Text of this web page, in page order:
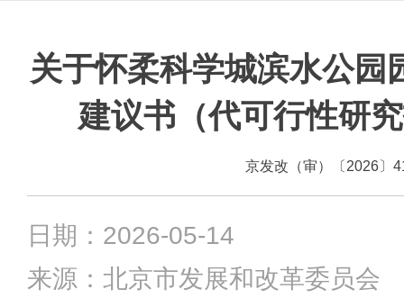
关于怀柔科学城滨水公园
建议书（代可行性研
京发改（审）〔2026〕
日期：2026-05-14
来源：北京市发展和改革委员会